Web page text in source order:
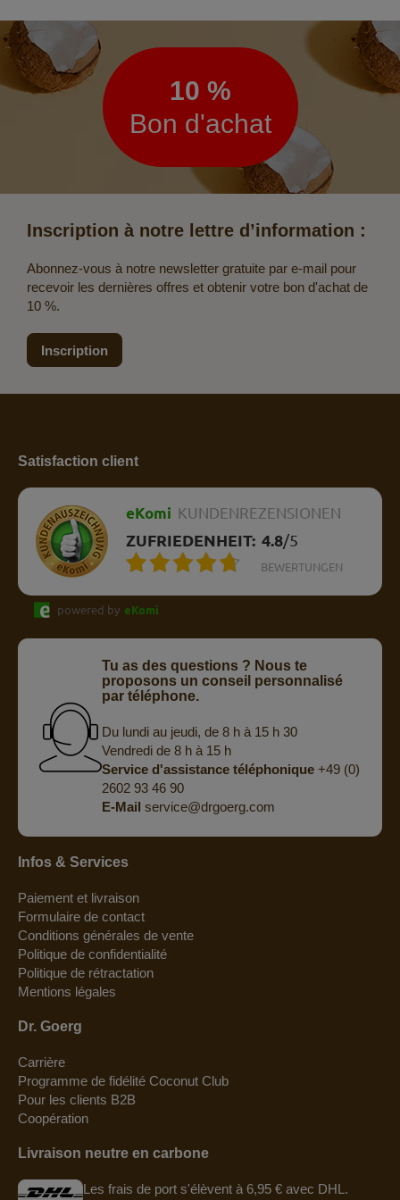
Lettre
d’information
10 %
Bon d'achat
Inscription à notre lettre d’information :
Abonnez-vous à notre newsletter gratuite par e-mail pour
recevoir les dernières offres et obtenir votre bon d'achat de
10 %.
Inscription
Satisfaction client
eKomi KUNDENREZENSIONEN
ZUFRIEDENHEIT: 4.8/5
BEWERTUNGEN
powered by eKomi
Tu as des questions ? Nous te
proposons un conseil personnalisé
par téléphone.
Du lundi au jeudi, de 8 h à 15 h 30
Vendredi de 8 h à 15 h
Service d'assistance téléphonique+49 (0)
2602 93 46 90
E-Mail service@drgoerg.com
Infos & Services
Paiement et livraison
Formulaire de contact
Conditions générales de vente
Politique de confidentialité
Politique de rétractation
Mentions légales
Dr. Goerg
Carrière
Programme de fidélité Coconut Club
Pour les clients B2B
Coopération
Livraison neutre en carbone
Les frais de port s'élèvent à 6,95 € avec DHL.